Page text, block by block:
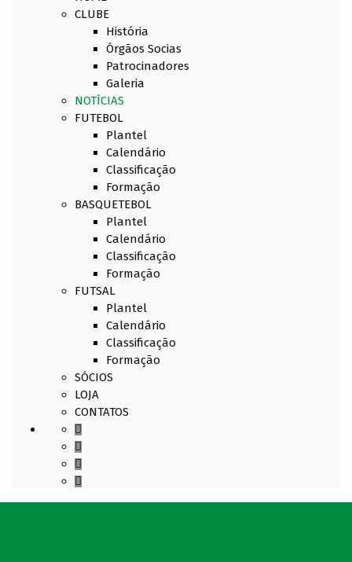
CLUBE
História
Órgãos Socias
Patrocinadores
Galeria
NOTÍCIAS
FUTEBOL
Plantel
Calendário
Classificação
Formação
BASQUETEBOL
Plantel
Calendário
Classificação
Formação
FUTSAL
Plantel
Calendário
Classificação
Formação
SÓCIOS
LOJA
CONTATOS